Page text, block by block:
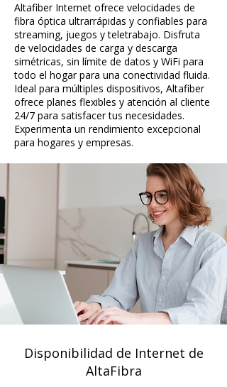
Altafiber Internet ofrece velocidades de
fibra óptica ultrarrápidas y confiables para
streaming, juegos y teletrabajo. Disfruta
de velocidades de carga y descarga
simétricas, sin límite de datos y WiFi para
todo el hogar para una conectividad fluida.
Ideal para múltiples dispositivos, Altafiber
ofrece planes flexibles y atención al cliente
24/7 para satisfacer tus necesidades.
Experimenta un rendimiento excepcional
para hogares y empresas.
Disponibilidad de Internet de
AltaFibra